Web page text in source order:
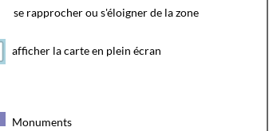
se rapprocher ou s'éloigner de la zone
afficher la carte en plein écran
Monuments